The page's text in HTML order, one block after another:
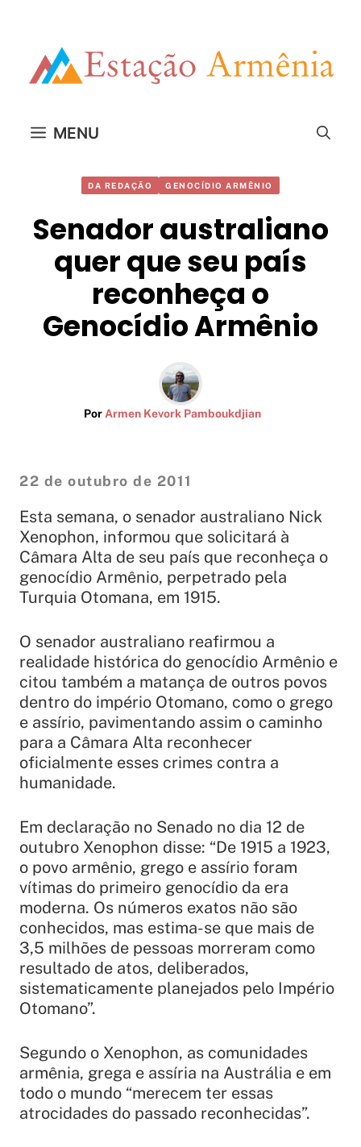
MENU
DA REDAÇÃO GENOCÍDIO ARMÊNIO
Senador australiano
quer que seu país
reconheça o
Genocídio Armênio
PorArmen Kevork Pamboukdjian
22 de outubro de 2011
Esta semana, o senador australiano Nick
Xenophon, informou que solicitará à
Câmara Alta de seu país que reconheça o
genocídio Armênio, perpetrado pela
Turquia Otomana, em 1915.
O senador australiano reafirmou a
realidade histórica do genocídio Armênio e
citou também a matança de outros povos
dentro do império Otomano, como o grego
e assírio, pavimentando assim o caminho
para a Câmara Alta reconhecer
oficialmente esses crimes contra a
humanidade.
Em declaração no Senado no dia 12 de
outubro Xenophon disse: “De 1915 a 1923,
o povo armênio, grego e assírio foram
vítimas do primeiro genocídio da era
moderna. Os números exatos não são
conhecidos, mas estima-se que mais de
3,5 milhões de pessoas morreram como
resultado de atos, deliberados,
sistematicamente planejados pelo Império
Otomano”.
Segundo o Xenophon, as comunidades
armênia, grega e assíria na Austrália e em
todo o mundo “merecem ter essas
atrocidades do passado reconhecidas”.